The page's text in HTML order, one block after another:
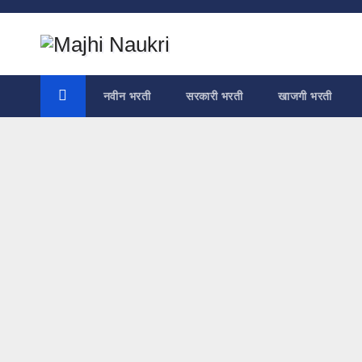
Skip
नवीन भरती सरकारी भरती खाजगी भरती